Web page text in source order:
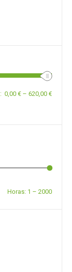
: 0,00 € – 620,00 €
Horas: 1 – 2000